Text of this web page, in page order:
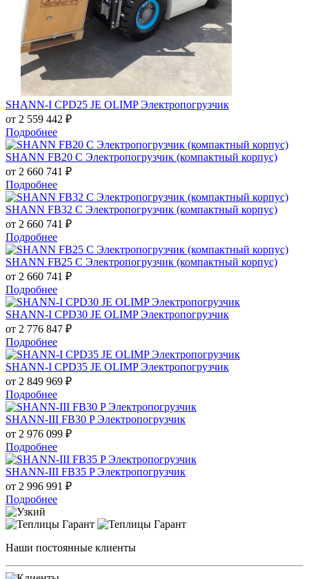
SHANN-I CPD25 JE OLIMP Электропогрузчик
от 2 559 442 ₽
Подробнее
SHANN FB20 C Электропогрузчик (компактный корпус)
от 2 660 741 ₽
Подробнее
SHANN FB32 C Электропогрузчик (компактный корпус)
от 2 660 741 ₽
Подробнее
SHANN FB25 C Электропогрузчик (компактный корпус)
от 2 660 741 ₽
Подробнее
SHANN-I CPD30 JE OLIMP Электропогрузчик
от 2 776 847 ₽
Подробнее
SHANN-I CPD35 JE OLIMP Электропогрузчик
от 2 849 969 ₽
Подробнее
SHANN-III FB30 P Электропогрузчик
от 2 976 099 ₽
Подробнее
SHANN-III FB35 P Электропогрузчик
от 2 996 991 ₽
Подробнее
Наши постоянные клиенты